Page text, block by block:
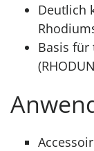
Deutlich
Basis für